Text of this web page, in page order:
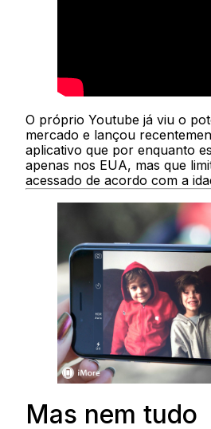
O próprio Youtube já viu o
mercado e lançou
aplicativo que por enquanto
apenas nos EUA, mas que
acessado de acordo com a
Mas nem tudo